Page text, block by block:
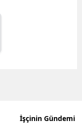
İşçinin Gündemi